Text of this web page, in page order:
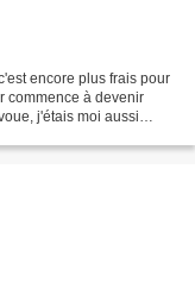
encore plus frais pour
commence à devenir
j'étais moi aussi